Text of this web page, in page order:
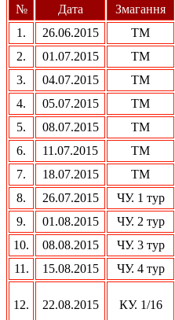
№ Дата Змагання
1.
26.06.2015 ТМ
2.
01.07.2015 ТМ
3.
04.07.2015 ТМ
4.
05.07.2015 ТМ
5.
08.07.2015 ТМ
6.
11.07.2015 ТМ
7.
18.07.2015 ТМ
8.
26.07.2015 ЧУ. 1 тур
9.
01.08.2015 ЧУ. 2 тур
10.
08.08.2015 ЧУ. 3 тур
11.
15.08.2015 ЧУ. 4 тур
12. 22.08.2015 КУ. 1/16